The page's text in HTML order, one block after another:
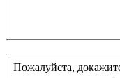
Пожалуйста,